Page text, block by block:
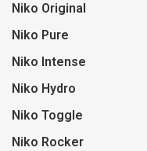
Niko Original
Niko Pure
Niko Intense
Niko Hydro
Niko Toggle
Niko Rocker